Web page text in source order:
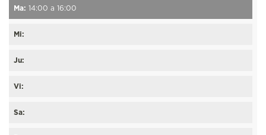
Ma: 14:00 a 16:00
Mi:
Ju:
Vi:
Sa: